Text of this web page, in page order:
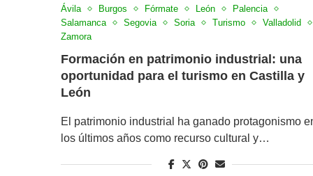
Ávila Burgos Fórmate León
Palencia
Salamanca
Segovia Soria Turismo
Valladolid
Zamora
Formación en patrimonio industrial: una
oportunidad para el turismo en Castilla y
León
El patrimonio industrial ha ganado protagonismo
los últimos años como recurso cultural y…